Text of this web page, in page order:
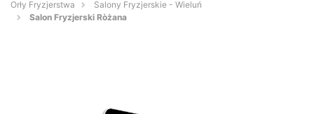
Orły Fryzjerstwa
Salony Fryzjerskie - Wieluń
Salon Fryzjerski Ròżana